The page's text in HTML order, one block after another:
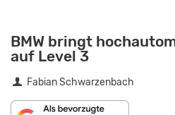
BMW bringt
auf Level 3
Fabian Schwarzenbach